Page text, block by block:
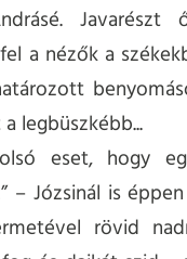
Javarészt
a nézők a
legbüszkébb...
eset, hogy
– Józsinál is
rövid